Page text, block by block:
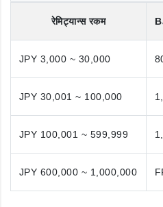
रेमिट्यान्स रकम
JPY 3,000 ~ 30,000
JPY 30,001 ~ 100,000
JPY 100,001 ~ 599,999
JPY 600,000 ~ 1,000,000